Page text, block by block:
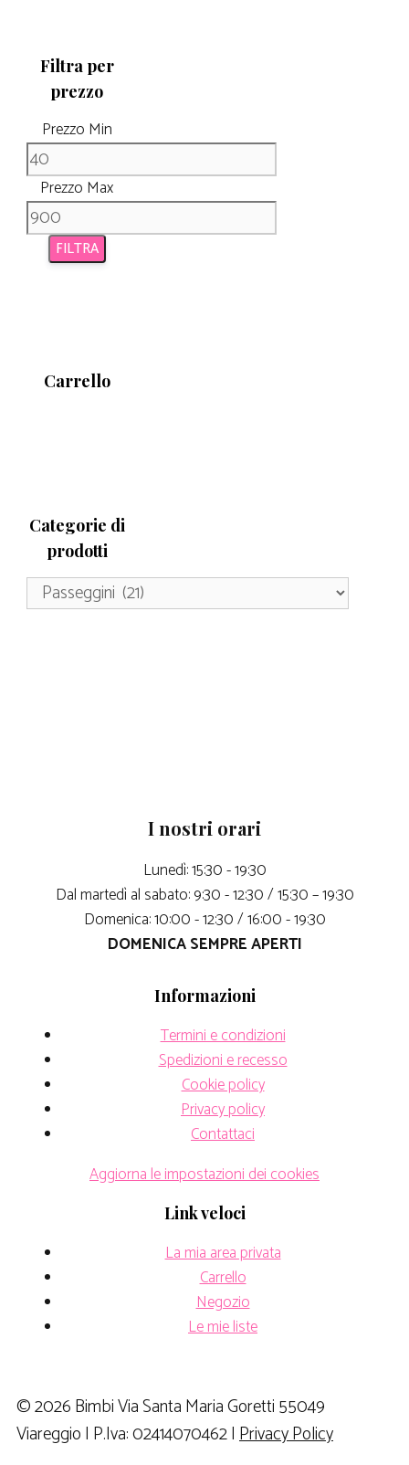
Filtra per
prezzo
Prezzo Min
Prezzo Max
FILTRA
Carrello
Categorie di
prodotti
I nostri orari
Lunedì: 15:30 - 19:30
Dal martedì al sabato: 9:30 - 12:30 / 15:30 – 19:30
Domenica: 10:00 - 12:30 / 16:00 - 19:30
DOMENICA SEMPRE APERTI
Informazioni
Termini e condizioni
Spedizioni e recesso
Cookie policy
Privacy policy
Contattaci
Aggiorna le impostazioni dei cookies
Link veloci
La mia area privata
Carrello
Negozio
Le mie liste
© 2026 Bimbi Via Santa Maria Goretti 55049
Viareggio | P.Iva: 02414070462 |Privacy Policy